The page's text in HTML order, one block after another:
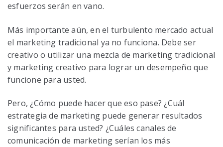
esfuerzos serán en vano.
Más importante aún, en el turbulento mercado actual
el marketing tradicional ya no funciona. Debe ser
creativo o utilizar una mezcla de marketing tradicional
y marketing creativo para lograr un desempeño que
funcione para usted.
Pero, ¿Cómo puede hacer que eso pase? ¿Cuál
estrategia de marketing puede generar resultados
significantes para usted? ¿Cuáles canales de
comunicación de marketing serían los más